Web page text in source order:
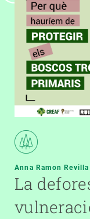
Anna Ramon Revilla
La